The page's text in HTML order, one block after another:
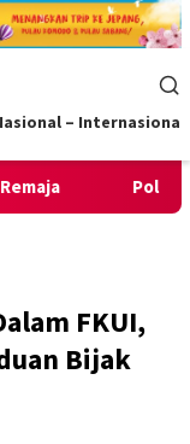
– Internasional
gerebek gudang
FKUI,
Bijak